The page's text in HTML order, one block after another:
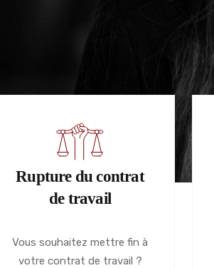
Rupture du contrat
de travail
Vous souhaitez mettre fin à
votre contrat de travail ?